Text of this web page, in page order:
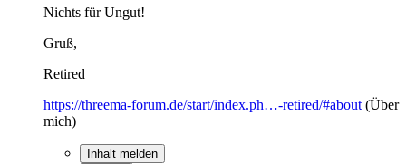
Nichts für Ungut!
Gruß,
Retired
https://threema-forum.de/start/index.ph…-retired/#about (Über
mich)
Inhalt melden